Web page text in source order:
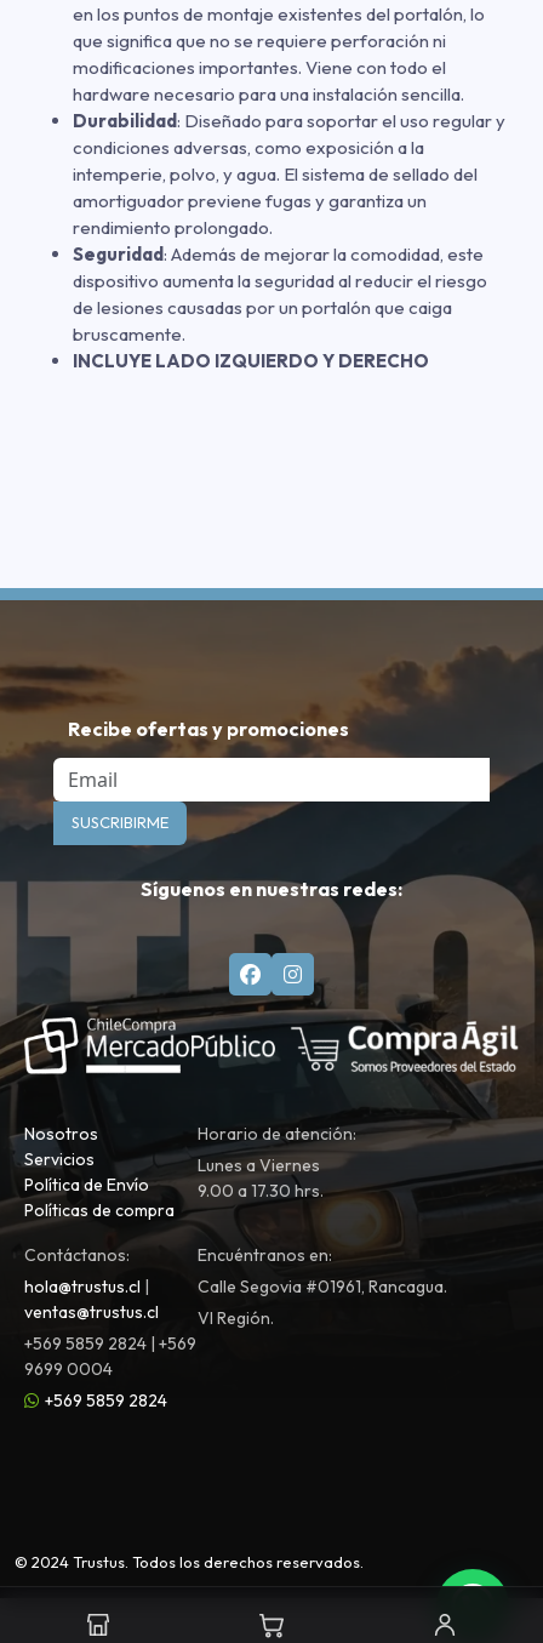
en los puntos de montaje existentes del portalón, lo
que significa que no se requiere perforación ni
modificaciones importantes. Viene con todo el
hardware necesario para una instalación sencilla.
Durabilidad: Diseñado para soportar el uso regular y
condiciones adversas, como exposición a la
intemperie, polvo, y agua. El sistema de sellado del
amortiguador previene fugas y garantiza un
rendimiento prolongado.
Seguridad: Además de mejorar la comodidad, este
dispositivo aumenta la seguridad al reducir el riesgo
de lesiones causadas por un portalón que caiga
bruscamente.
INCLUYE LADO IZQUIERDO Y DERECHO
Recibe ofertas y promociones
Email
SUSCRIBIRME
Síguenos en nuestras redes:
Nosotros
Servicios
Política de Envío
Políticas de compra
Horario de atención:
Lunes a Viernes
9.00 a 17.30 hrs.
Contáctanos:
hola@trustus.cl |
ventas@trustus.cl
+569 5859 2824 | +569
9699 0004
+569 5859 2824
Encuéntranos en:
Calle Segovia #01961, Rancagua.
VI Región.
© 2024 Trustus. Todos los derechos reservados.